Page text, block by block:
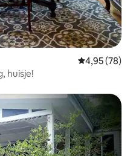
Gemiddelde
4,95 (78)
huisje!